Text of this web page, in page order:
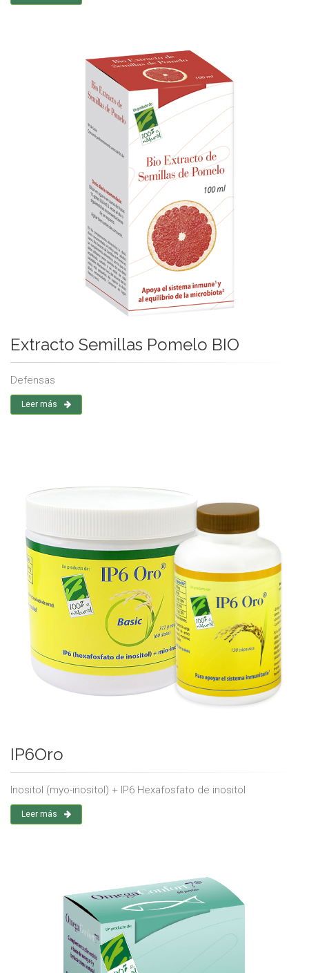
Extracto Semillas Pomelo BIO
Defensas
Leer más
IP6Oro
Inositol (myo-inositol) + IP6 Hexafosfato de inositol
Leer más